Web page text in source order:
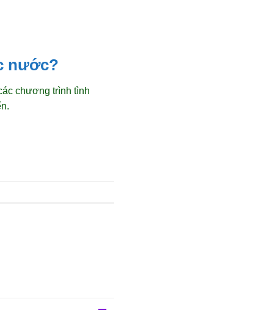
nước?
chương trình tình